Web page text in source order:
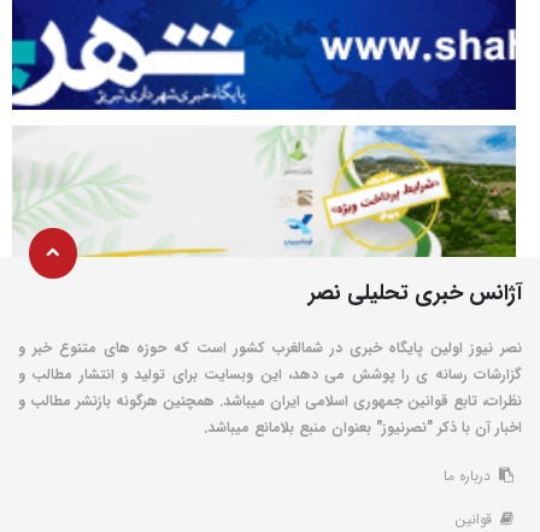
آژانس خبری تحلیلی نصر
نصر نیوز اولین پایگاه خبری در شمالغرب کشور است که حوزه های متنوع خبر و
گزارشات رسانه ی را پوشش می دهد، این وبسایت برای تولید و انتشار مطالب و
نظرات، تابع قوانین جمهوری اسلامی ایران میباشد. همچنین هرگونه بازنشر مطالب و
اخبار آن با ذکر "نصرنیوز" بعنوان منبع بلامانع میباشد.
درباره ما
قوانین